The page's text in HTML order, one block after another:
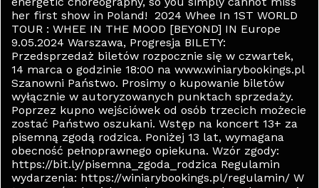
her first show in Poland! 2024 Whee In 1ST WORLD
TOUR : WHEE IN THE MOOD [BEYOND] IN Europe
9.05.2024 Warszawa, Progresja BILETY:
Przedsprzedaż biletów rozpocznie się w czwartek,
14 marca o godzinie 18:00 na www.winiarybookings.pl
Szanowni Państwo. Prosimy o kupowanie biletów
wyłącznie w autoryzowanych punktach sprzedaży.
Poprzez kupno wejściówek od osób trzecich możecie
zostać Państwo oszukani. Wstęp na koncert 13+ za
pisemną zgodą rodzica. Poniżej 13 lat, wymagana
obecność pełnoprawnego opiekuna. Wzór zgody:
https://bit.ly/pisemna_zgoda_rodzica Regulamin
wydarzenia: https://winiarybookings.pl/regulamin/ W